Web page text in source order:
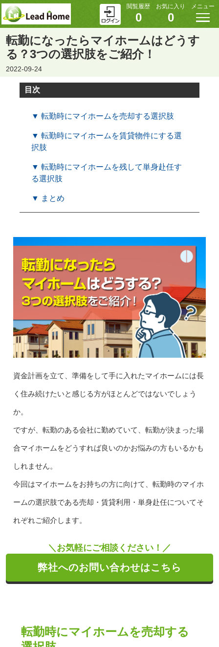
閲覧履歴
0
お気に入り
0
メニュー
転勤になったらマイホームはどうす
る？3つの選択肢をご紹介！
2022-09-24
目次
▼ 転勤時にマイホームを売却する選択肢
▼ 転勤時にマイホームを賃貸物件にする選
択肢
▼ 転勤時にマイホームを残して単身赴任す
る選択肢
▼ まとめ
資金計画を立て、準備をして手に入れたマイホームには長
く住み続けたいと感じる方がほとんどではないでしょう
か。
ですが、転勤のある会社に勤めていて、転勤が決まった場
合マイホームをどうすれば良いのかお悩みの方もいるかも
しれません。
今回はマイホームをお持ちの方に向けて、転勤時のマイホ
ームの選択肢である売却・賃貸利用・単身赴任についてそ
れぞれご紹介します。
＼お気軽にご相談ください！／
弊社へのお問い合わせはこちら
転勤時にマイホームを売却する